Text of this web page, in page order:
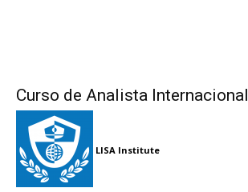
Curso de Analista Internacional
LISA Institute